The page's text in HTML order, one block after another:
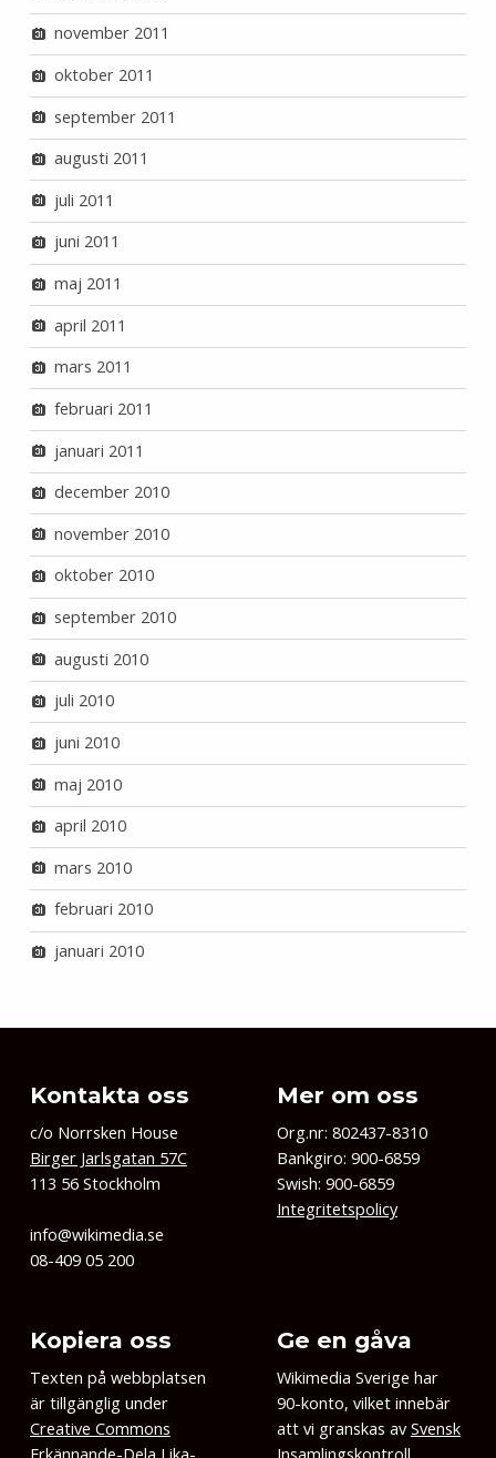
november 2011
oktober 2011
september 2011
augusti 2011
juli 2011
juni 2011
maj 2011
april 2011
mars 2011
februari 2011
januari 2011
december 2010
november 2010
oktober 2010
september 2010
augusti 2010
juli 2010
juni 2010
maj 2010
april 2010
mars 2010
februari 2010
januari 2010
Kontakta oss
c/o Norrsken House
Birger Jarlsgatan 57C
113 56 Stockholm
info@wikimedia.se
08-409 05 200
Mer om oss
Org.nr: 802437-8310
Bankgiro: 900-6859
Swish: 900-6859
Integritetspolicy
Kopiera oss
Texten på webbplatsen
är tillgänglig under
Creative Commons
Ge en gåva
Wikimedia Sverige har
90-konto, vilket innebär
att vi granskas av Svensk